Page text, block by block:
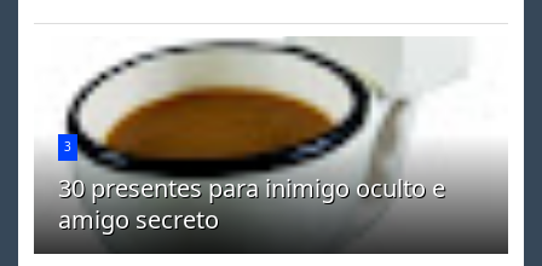
3
30 presentes para inimigo oculto e
amigo secreto